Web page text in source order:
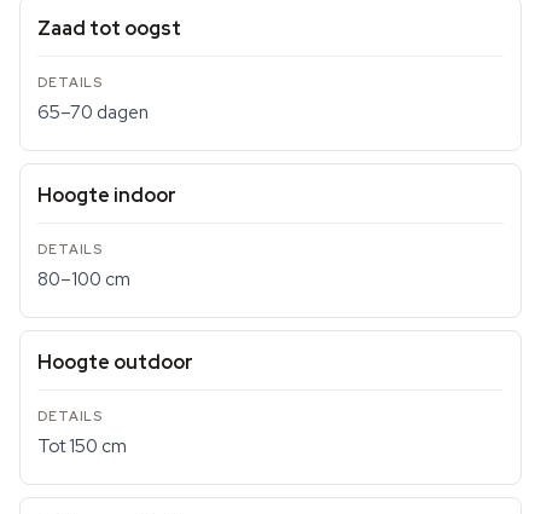
Zaad tot oogst
65–70 dagen
Hoogte indoor
80–100 cm
Hoogte outdoor
Tot 150 cm